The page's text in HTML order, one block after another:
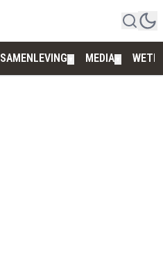
SAMENLEVING MEDIA